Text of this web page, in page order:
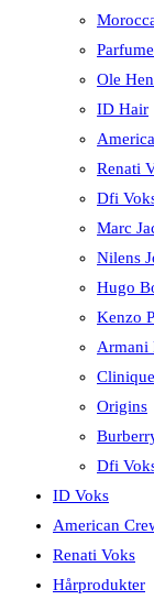
Ole
ID Hair
Renati
Dfi
Marc
Nilens
Hugo
Kenzo
Armani
Clinique
Origins
Dfi
ID Voks
American
Renati Voks
Hårprodukter